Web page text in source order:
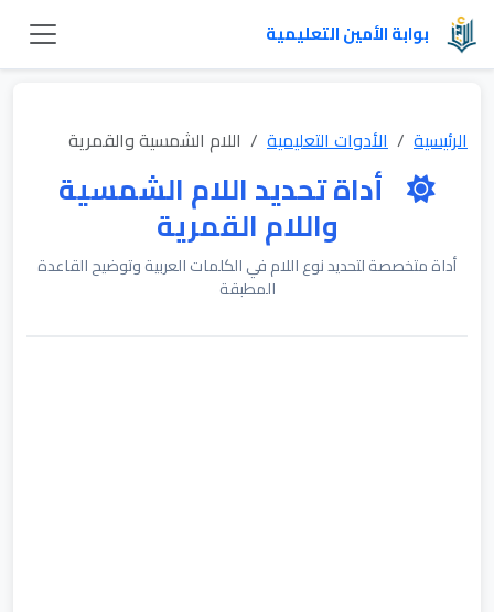
بوابة الأمين التعليمية
الرئيسية الأدوات التعليمية اللام الشمسية والقمرية
أداة تحديد اللام الشمسية
واللام القمرية
أداة متخصصة لتحديد نوع اللام في الكلمات العربية وتوضيح القاعدة
المطبقة